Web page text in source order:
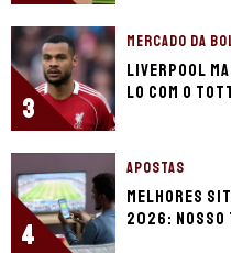
3
MERCADO DA
Liverpool
lo com o
4
APOSTAS
Melhores
2026: Nosso